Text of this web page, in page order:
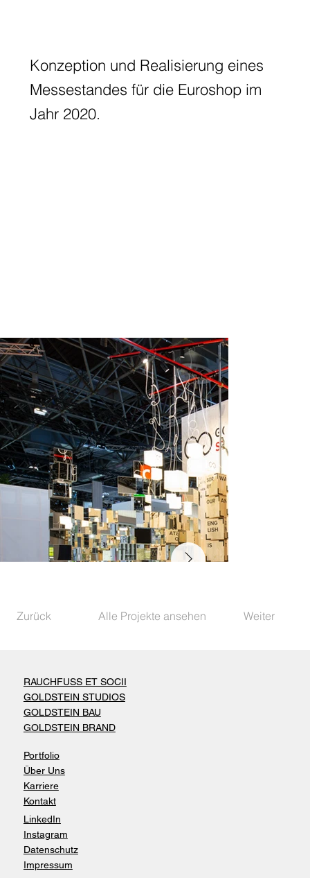
Konzeption und Realisierung eines
Messestandes für die Euroshop im
Jahr 2020.
Zurück Alle Projekte ansehen Weiter
RAUCHFUSS ET SOCII
GOLDSTEIN STUDIOS
GOLDSTEIN BAU
GOLDSTEIN BRAND
Portfolio
Über Uns
Karriere
Kontakt
LinkedIn
Instagram
Datenschutz
Impressum